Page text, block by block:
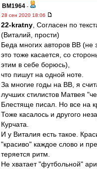
BM1964 -
28 сен 2020 18:06
22-kratny , Согласен по
(Виталий, прости)
Беда многих авторов ВВ
это тоже касается, со
этим в себе борюсь),
что пишут на одной ноте.
За многие годы на ВВ, я
лучших стилистов Матвея
Блестяще писал. Но все на
Тоже касалось и другого
Курчата.
И у Виталия есть такое.
"красиво" каждое слово и
теряется ритм.
Не хватает "футбольной"